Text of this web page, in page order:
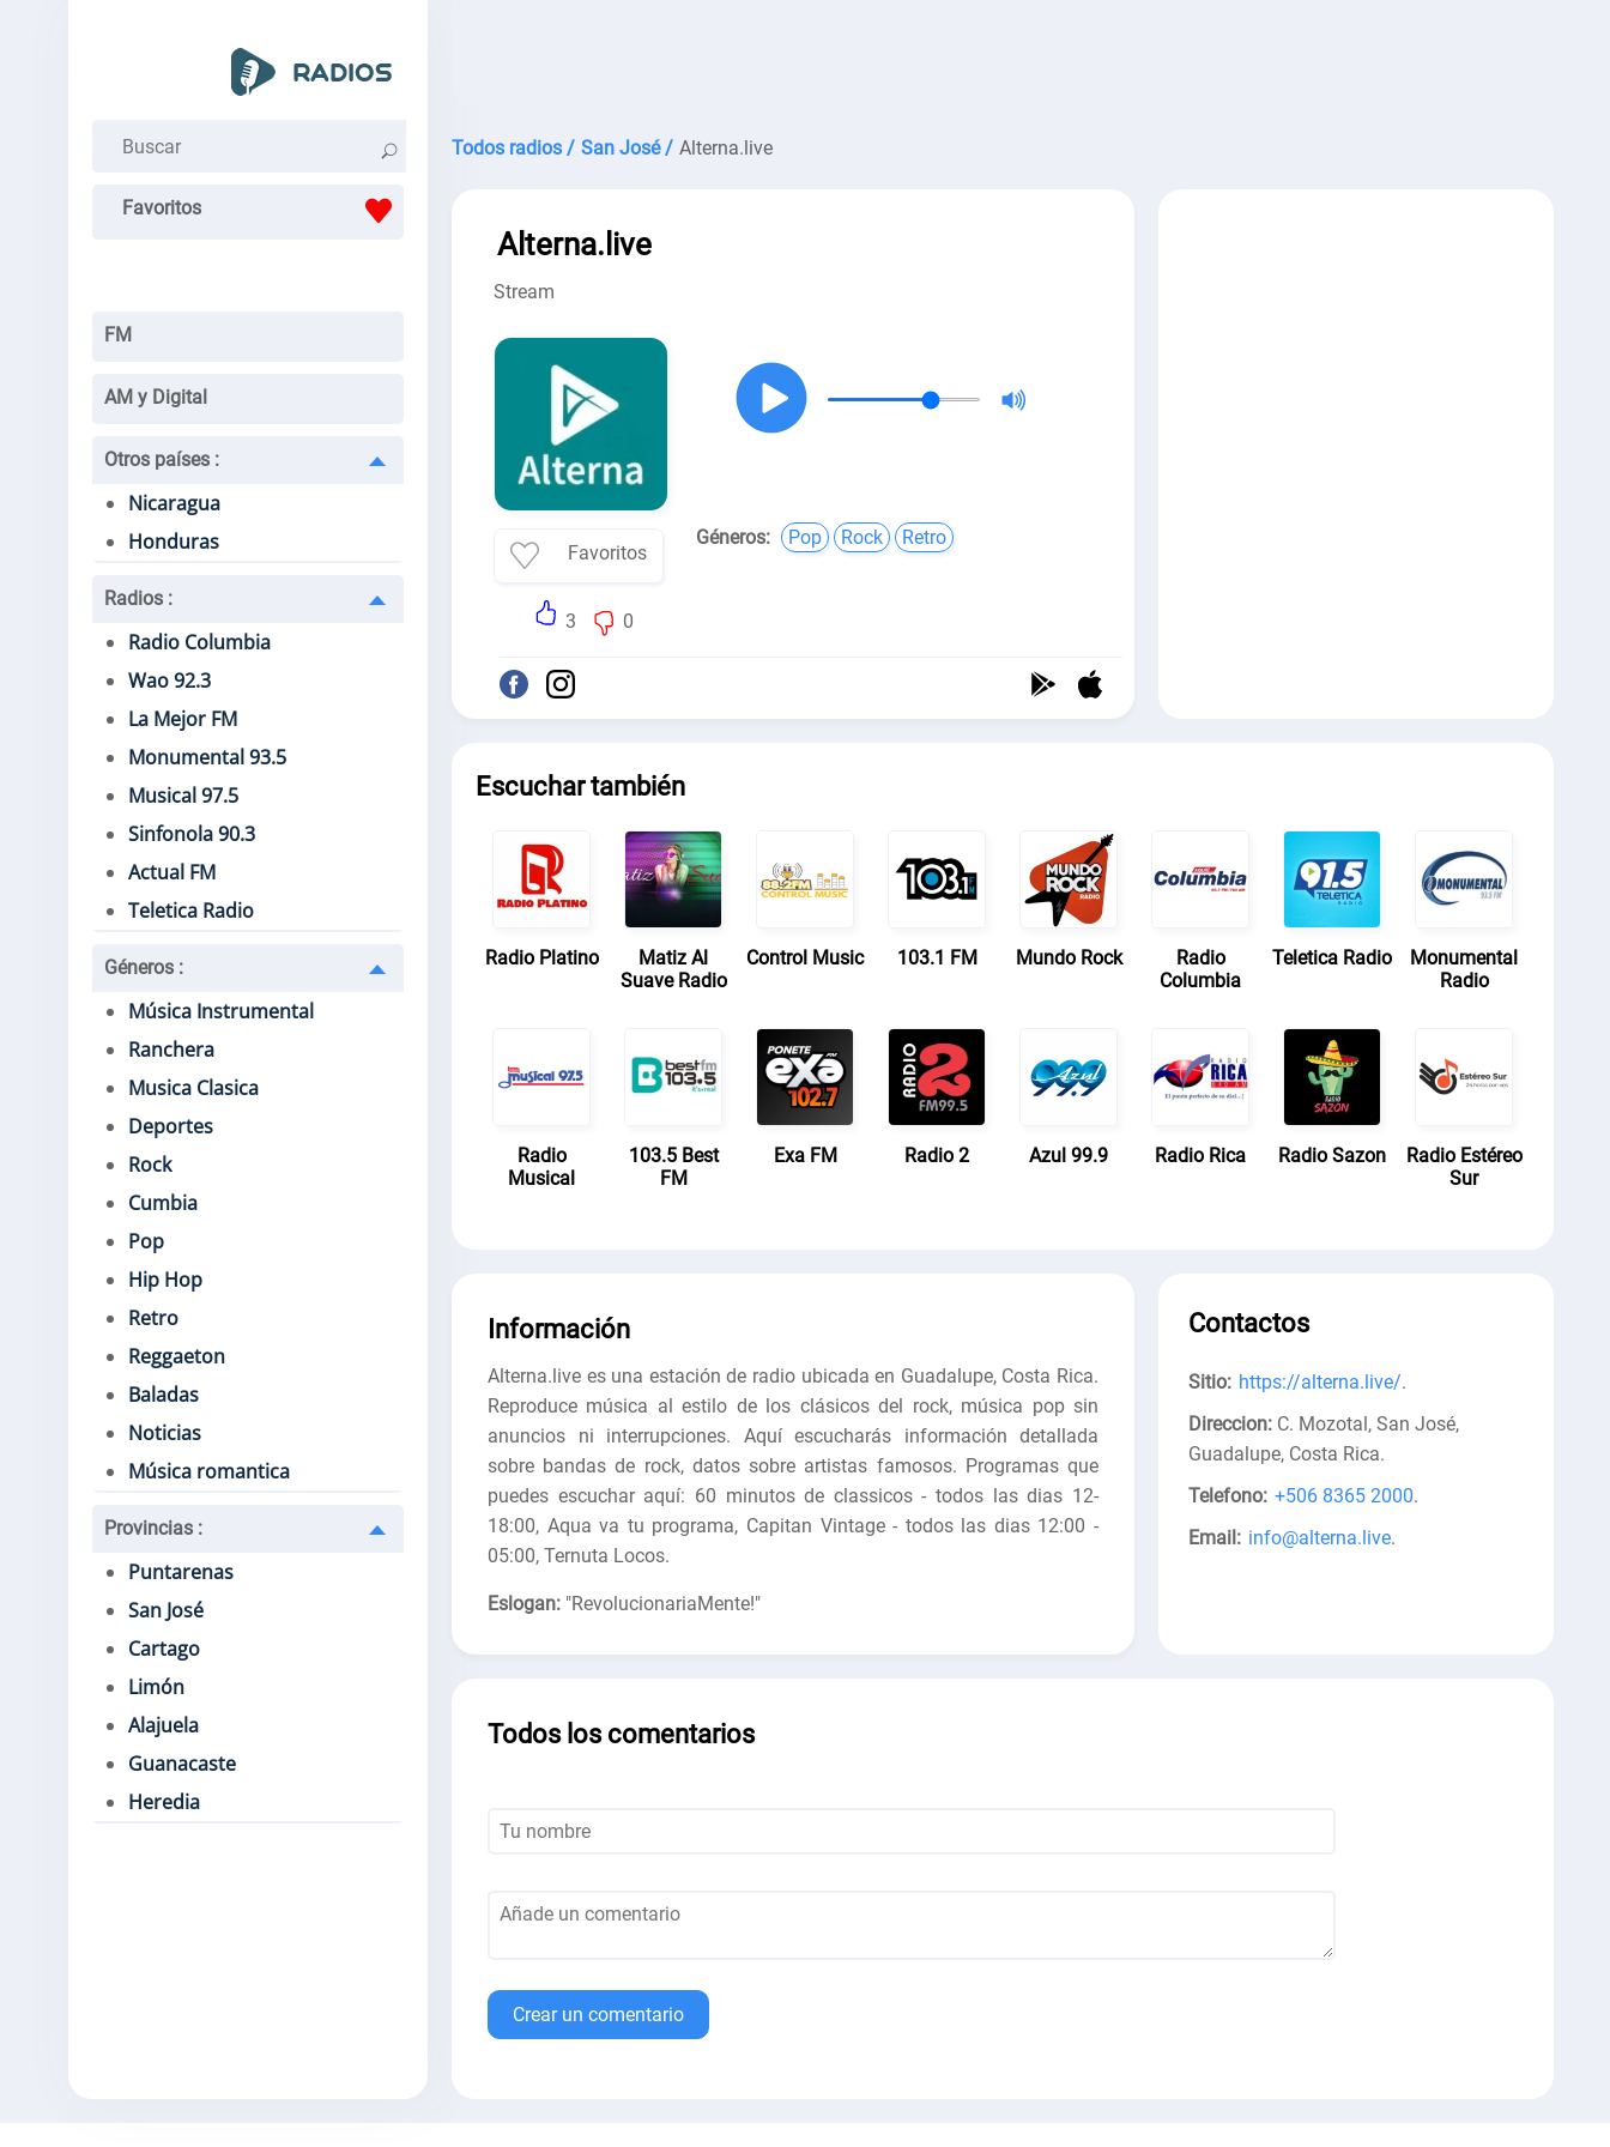
Favoritos
FM
AM y Digital
Otros países :
Nicaragua
Honduras
Radios :
Radio Columbia
Wao 92.3
La Mejor FM
Monumental 93.5
Musical 97.5
Sinfonola 90.3
Actual FM
Teletica Radio
Géneros :
Música Instrumental
Ranchera
Musica Clasica
Deportes
Rock
Cumbia
Pop
Hip Hop
Retro
Reggaeton
Baladas
Noticias
Música romantica
Provincias :
Puntarenas
San José
Cartago
Limón
Alajuela
Guanacaste
Heredia
Todos radios / San José / Alterna.live
Alterna.live
Stream
Favoritos
3 0
Géneros: Pop Rock Retro
Escuchar también
Radio Platino
Matiz Al
Suave Radio
Control Music 103.1 FM Mundo Rock
Radio
Columbia
Teletica Radio
Monumental
Radio
Radio
Musical
103.5 Best
FM
Exa FM Radio 2 Azul 99.9 Radio Rica Radio Sazon
Radio Estéreo
Sur
Información
Alterna.live es una estación de radio ubicada en Guadalupe, Costa Rica.
Reproduce música al estilo de los clásicos del rock, música pop sin
anuncios ni interrupciones. Aquí escucharás información detallada
sobre bandas de rock, datos sobre artistas famosos. Programas que
puedes escuchar aquí: 60 minutos de classicos - todos las dias 12-
18:00, Aqua va tu programa, Capitan Vintage - todos las dias 12:00 -
05:00, Ternuta Locos.
Eslogan: "RevolucionariaMente!"
Contactos
Sitio: https://alterna.live/.
Direccion: C. Mozotal, San José,
Guadalupe, Costa Rica.
Telefono: +506 8365 2000.
Email: info@alterna.live.
Todos los comentarios
Crear un comentario